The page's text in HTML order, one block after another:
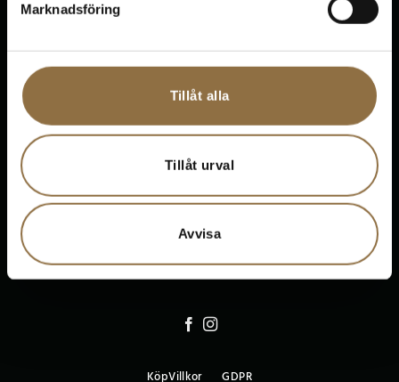
Marknadsföring
Tillåt alla
Tillåt urval
Avvisa
Kontakta oss
KöpVillkor GDPR